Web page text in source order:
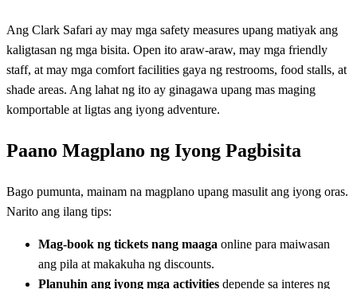
Ang Clark Safari ay may mga safety measures upang matiyak ang
kaligtasan ng mga bisita. Open ito araw-araw, may mga friendly
staff, at may mga comfort facilities gaya ng restrooms, food stalls, at
shade areas. Ang lahat ng ito ay ginagawa upang mas maging
komportable at ligtas ang iyong adventure.
Paano Magplano ng Iyong Pagbisita
Bago pumunta, mainam na magplano upang masulit ang iyong oras.
Narito ang ilang tips:
Mag-book ng tickets nang maaga online para maiwasan
ang pila at makakuha ng discounts.
Planuhin ang iyong mga activities depende sa interes ng